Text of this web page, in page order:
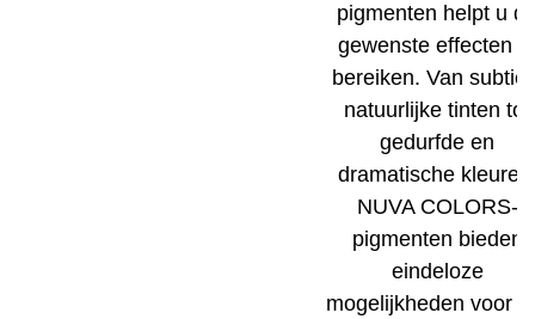
pigmenten helpt u
gewenste effecten
bereiken. Van
natuurlijke tinten tot
gedurfde en
dramatische
NUVA COLORS-
pigmenten bieden
eindeloze
mogelijkheden voor